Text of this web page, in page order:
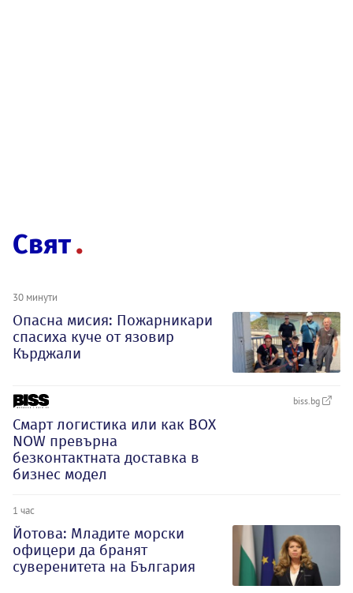
Свят
30 минути
Опасна мисия: Пожарникари
спасиха куче от язовир
Кърджали
biss.bg
Смарт логистика или как BOX
NOW превърна
безконтактната доставка в
бизнес модел
1 час
Йотова: Младите морски
офицери да бранят
суверенитета на България